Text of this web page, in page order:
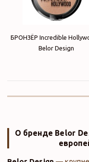
БРОНЗЁР Incredible
Belor Design
О бренде Belor